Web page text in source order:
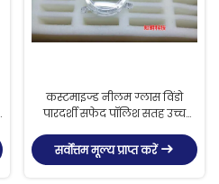
कस्टमाइज्ड नीलम ग्लास विंडो
पारदर्शी सफेद पॉलिश सतह उच्च
सर्वोत्तम मूल्य प्राप्त करें